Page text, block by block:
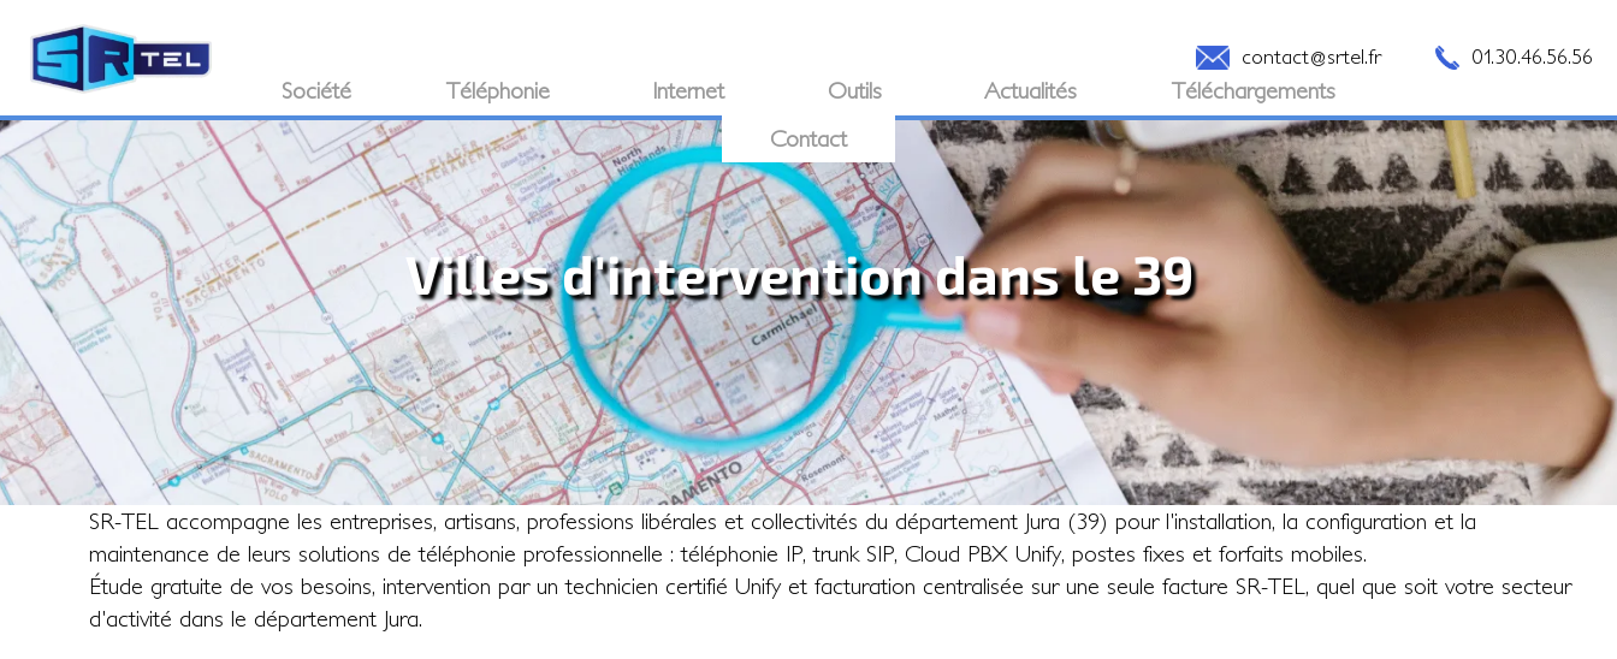
contact@srtel.fr 01.30.46.56.56
Société Téléphonie Internet Outils Actualités
Téléchargements
Contact
Villes d'intervention dans le 39
SR-TEL accompagne les entreprises, artisans, professions libérales et collectivités du département Jura (39) pour l'installation, la configuration et la
maintenance de leurs solutions de téléphonie professionnelle : téléphonie IP, trunk SIP, Cloud PBX Unify, postes fixes et forfaits mobiles.
Étude gratuite de vos besoins, intervention par un technicien certifié Unify et facturation centralisée sur une seule facture SR-TEL, quel que soit votre secteur
d'activité dans le département Jura.